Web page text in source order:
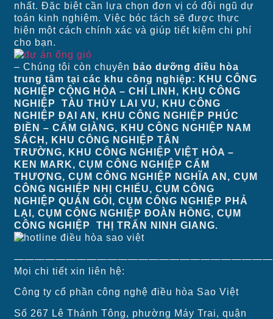
nhất. Đặc biệt cần lựa chọn đơn vị có đội ngũ dự
toán kinh nghiệm. Việc bóc tách sẽ được thực
hiện một cách chính xác và giúp tiết kiệm chi phí
cho bạn.
– Chúng tôi còn chuyên bảo dưỡng điều hòa
trung tâm tại các khu công nghiệp: KHU CÔNG
NGHIỆP CỘNG HÒA – CHÍ LINH, KHU CÔNG
NGHIỆP TÀU THỦY LAI VU, KHU CÔNG
NGHIỆP ĐẠI AN, KHU CÔNG NGHIỆP PHÚC
ĐIỀN – CẨM GIÀNG, KHU CÔNG NGHIỆP NAM
SÁCH, KHU CÔNG NGHIỆP TÂN
TRƯỜNG, KHU CÔNG NGHIỆP VIỆT HÒA –
KEN MARK, CỤM CÔNG NGHIỆP CẨM
THƯỢNG, CỤM CÔNG NGHIỆP NGHĨA AN, CỤM
CÔNG NGHIỆP NHỊ CHIỂU, CỤM CÔNG
NGHIỆP QUÁN GỎI, CỤM CÔNG NGHIỆP PHẢ
LẠI, CỤM CÔNG NGHIỆP ĐOÀN HỒNG, CỤM
CÔNG NGHIỆP THỊ TRẤN NINH GIANG.
Mọi chi tiết xin liên hệ:
Công ty cổ phần công nghệ điều hòa Sao Việt
Số 267 Lê Thánh Tông, phường Máy Trai, quận